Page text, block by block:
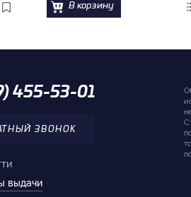
В корзину
455-53-01
ЗВОНОК
выдачи